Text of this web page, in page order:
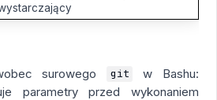
surowego git
w Bashu:
parametry przed wykonaniem